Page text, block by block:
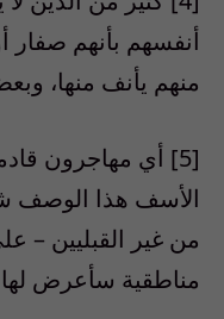
أنفسهم بأنهم صفار
منهم يأنف منها،
[5] أي مهاجرون
الأسف هذا الوصف
من غير القبليين –
مناطقية سأعرض لها